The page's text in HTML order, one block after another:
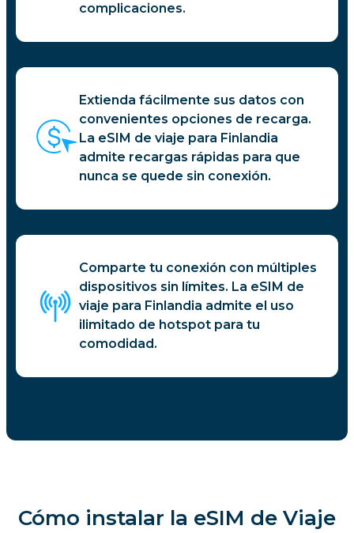
complicaciones.
Extienda fácilmente sus datos con
convenientes opciones de recarga.
La eSIM de viaje para Finlandia
admite recargas rápidas para que
nunca se quede sin conexión.
Comparte tu conexión con múltiples
dispositivos sin límites. La eSIM de
viaje para Finlandia admite el uso
ilimitado de hotspot para tu
comodidad.
Cómo instalar la eSIM de Viaje